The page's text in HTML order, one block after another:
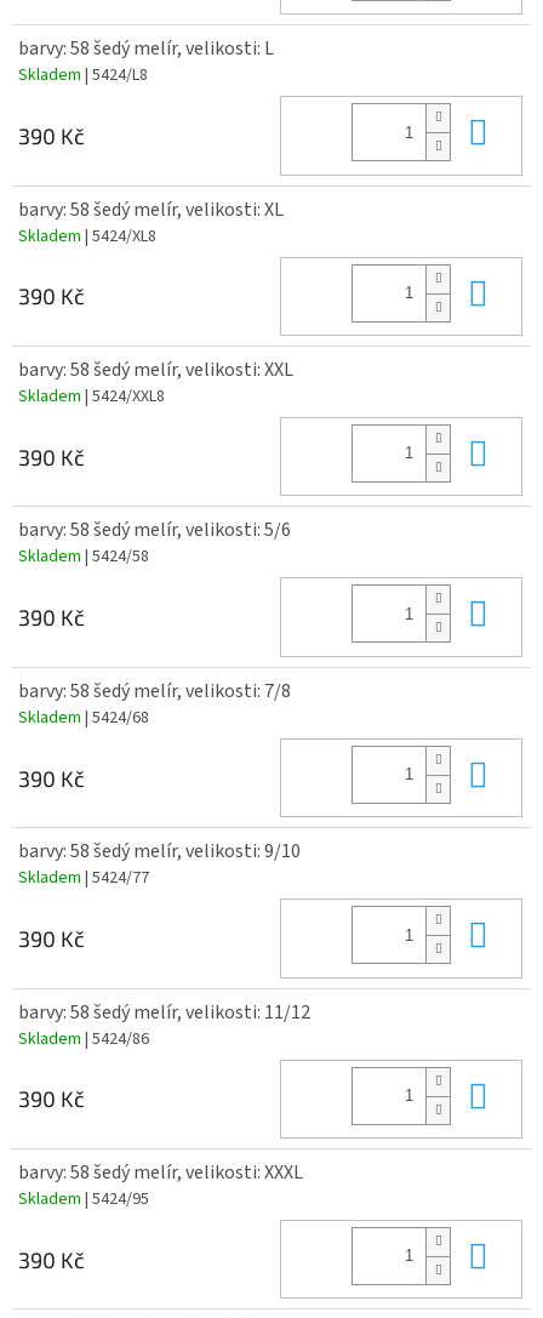
barvy: 58 šedý melír, velikosti: L
Skladem | 5424/L8
390 Kč
barvy: 58 šedý melír, velikosti: XL
Skladem | 5424/XL8
390 Kč
barvy: 58 šedý melír, velikosti: XXL
Skladem | 5424/XXL8
390 Kč
barvy: 58 šedý melír, velikosti: 5/6
Skladem | 5424/58
390 Kč
barvy: 58 šedý melír, velikosti: 7/8
Skladem | 5424/68
390 Kč
barvy: 58 šedý melír, velikosti: 9/10
Skladem | 5424/77
390 Kč
barvy: 58 šedý melír, velikosti: 11/12
Skladem | 5424/86
390 Kč
barvy: 58 šedý melír, velikosti: XXXL
Skladem | 5424/95
390 Kč